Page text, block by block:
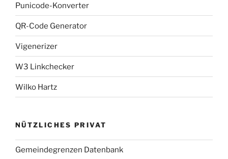
Punicode-Konverter
QR-Code Generator
Vigenerizer
W3 Linkchecker
Wilko Hartz
NÜTZLICHES PRIVAT
Gemeindegrenzen Datenbank